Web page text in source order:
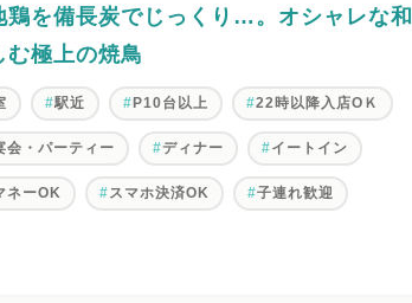
鶏を備長炭でじっくり…。オシャレな和
む極上の焼鳥
駅近 P10台以上 22時以降入店OＫ
会・パーティー ディナー イートイン
ネーOK スマホ決済OK 子連れ歓迎